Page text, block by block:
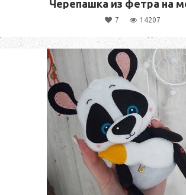
Черепашка из фетра на
7 14207